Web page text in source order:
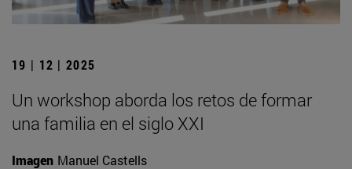
19 | 12 | 2025
Un workshop aborda los retos de formar
una familia en el siglo XXI
Imagen Manuel Castells